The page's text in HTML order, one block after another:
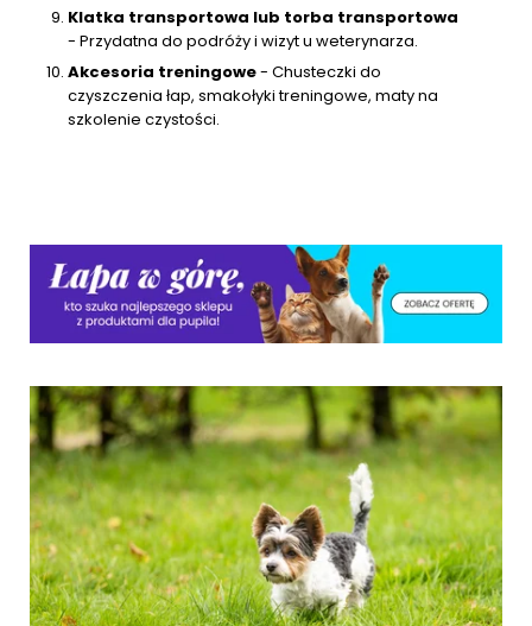
Klatka transportowa lub torba transportowa
- Przydatna do podróży i wizyt u weterynarza.
Akcesoria treningowe- Chusteczki do
czyszczenia łap, smakołyki treningowe, maty na
szkolenie czystości.